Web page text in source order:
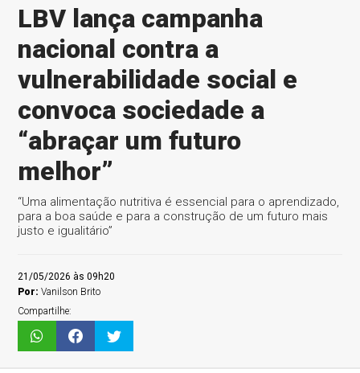
LBV lança campanha
nacional contra a
vulnerabilidade social e
convoca sociedade a
“abraçar um futuro
melhor”
“Uma alimentação nutritiva é essencial para o aprendizado,
para a boa saúde e para a construção de um futuro mais
justo e igualitário”
21/05/2026 às 09h20
Por:Vanilson Brito
Compartilhe: